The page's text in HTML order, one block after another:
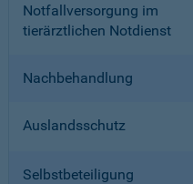
Notfallversorgung im
tierärztlichen Notdienst
Nachbehandlung
Auslandsschutz
Selbstbeteiligung